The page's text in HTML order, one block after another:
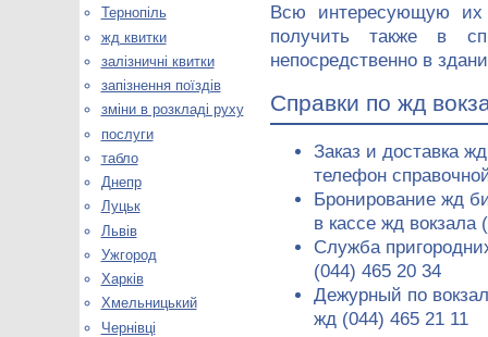
Всю интересующую
получить также в
непосредственно в
Справки по жд
Заказ и доставка
телефон
Бронирование жд
в кассе жд
Служба
(044) 465 20 34
Дежурный по
жд (044) 465 21 11
Тернопіль
жд квитки
залізничні квитки
запізнення поїздів
зміни в розкладі руху
послуги
табло
Днепр
Луцьк
Львів
Ужгород
Харків
Хмельницький
Чернівці